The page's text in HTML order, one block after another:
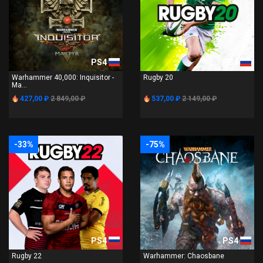
PS4
Warhammer 40,000: Inquisitor -
Ma...
427,00 ₽ 2 849,00 ₽
PS4
Rugby 20
537,00 ₽ 2 149,00 ₽
-33%
PS4
Rugby 22
-75%
PS4
Warhammer: Chaosbane